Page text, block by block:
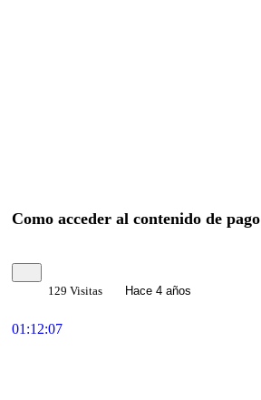
Como acceder al contenido de pago
129 Visitas Hace 4 años
01:12:07